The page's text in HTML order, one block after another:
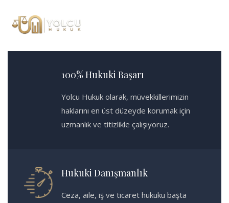
100% Hukuki Başarı
Yolcu Hukuk olarak, müvekkillerimizin
haklarını en üst düzeyde korumak için
uzmanlık ve titizlikle çalışıyoruz.
Hukuki Danışmanlık
Ceza, aile, iş ve ticaret hukuku başta